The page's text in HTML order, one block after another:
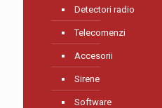
Detectori radio
Telecomenzi
Accesorii
Sirene
Software